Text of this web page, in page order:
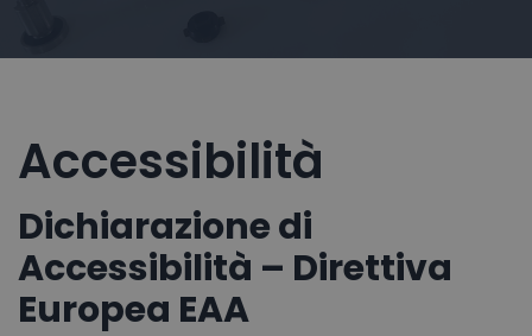
Accessibilità
Dichiarazione di
Accessibilità – Direttiva
Europea EAA